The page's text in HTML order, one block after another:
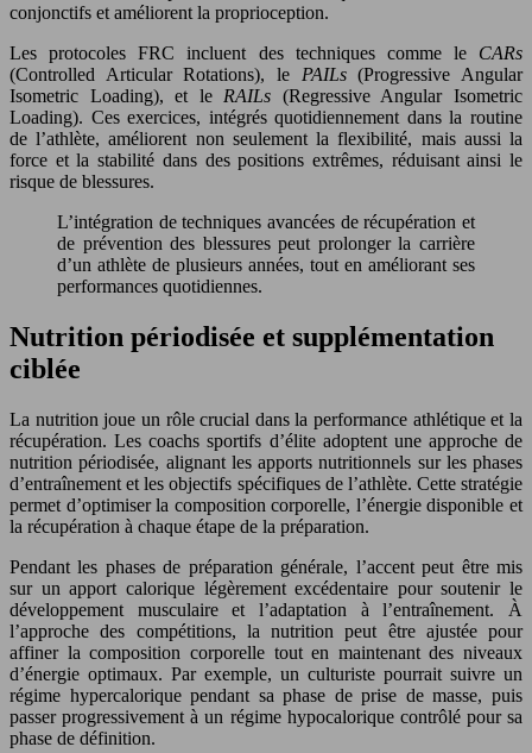
conjonctifs et améliorent la proprioception.
Les protocoles FRC incluent des techniques comme le CARs
(Controlled Articular Rotations), le PAILs(Progressive Angular
Isometric Loading), et le RAILs (Regressive Angular Isometric
Loading). Ces exercices, intégrés quotidiennement dans la routine
de l’athlète, améliorent non seulement la flexibilité, mais aussi la
force et la stabilité dans des positions extrêmes, réduisant ainsi le
risque de blessures.
L’intégration de techniques avancées de récupération et
de prévention des blessures peut prolonger la carrière
d’un athlète de plusieurs années, tout en améliorant ses
performances quotidiennes.
Nutrition périodisée et supplémentation
ciblée
La nutrition joue un rôle crucial dans la performance athlétique et la
récupération. Les coachs sportifs d’élite adoptent une approche de
nutrition périodisée, alignant les apports nutritionnels sur les phases
d’entraînement et les objectifs spécifiques de l’athlète. Cette stratégie
permet d’optimiser la composition corporelle, l’énergie disponible et
la récupération à chaque étape de la préparation.
Pendant les phases de préparation générale, l’accent peut être mis
sur un apport calorique légèrement excédentaire pour soutenir le
développement musculaire et l’adaptation à l’entraînement. À
l’approche des compétitions, la nutrition peut être ajustée pour
affiner la composition corporelle tout en maintenant des niveaux
d’énergie optimaux. Par exemple, un culturiste pourrait suivre un
régime hypercalorique pendant sa phase de prise de masse, puis
passer progressivement à un régime hypocalorique contrôlé pour sa
phase de définition.